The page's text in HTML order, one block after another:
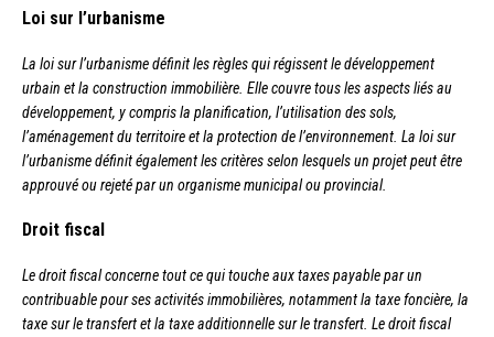
Loi sur l’urbanisme
La loi sur l’urbanisme définit les règles qui régissent le développement
urbain et la construction immobilière. Elle couvre tous les aspects liés au
développement, y compris la planification, l’utilisation des sols,
l’aménagement du territoire et la protection de l’environnement. La loi sur
l’urbanisme définit également les critères selon lesquels un projet peut être
approuvé ou rejeté par un organisme municipal ou provincial.
Droit fiscal
Le droit fiscal concerne tout ce qui touche aux taxes payable par un
contribuable pour ses activités immobilières, notamment la taxe foncière, la
taxe sur le transfert et la taxe additionnelle sur le transfert. Le droit fiscal